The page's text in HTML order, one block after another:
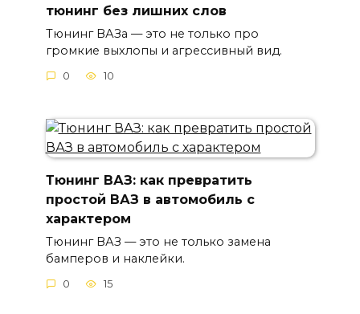
тюнинг без лишних слов
Тюнинг ВАЗа — это не только про
громкие выхлопы и агрессивный вид.
0 10
Тюнинг ВАЗ: как превратить
простой ВАЗ в автомобиль с
характером
Тюнинг ВАЗ — это не только замена
бамперов и наклейки.
0 15